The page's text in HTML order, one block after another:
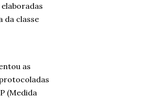
da classe
as
(Medida